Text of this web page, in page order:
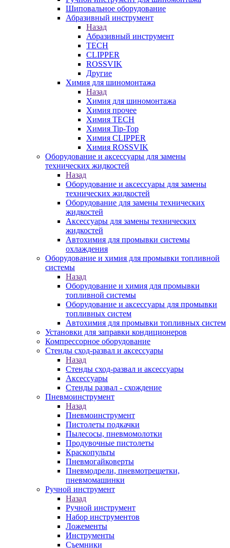
Шиповальное оборудование
Абразивный инструмент
Назад
Абразивный инструмент
TECH
CLIPPER
ROSSVIK
Другие
Химия для шиномонтажа
Назад
Химия для шиномонтажа
Химия прочее
Химия TECH
Химия Tip-Top
Химия CLIPPER
Химия ROSSVIK
Оборудование и аксессуары для замены
технических жидкостей
Назад
Оборудование и аксессуары для замены
технических жидкостей
Оборудование для замены технических
жидкостей
Аксессуары для замены технических
жидкостей
Автохимия для промывки системы
охлаждения
Оборудование и химия для промывки топливной
системы
Назад
Оборудование и химия для промывки
топливной системы
Оборудование и аксессуары для промывки
топливных систем
Автохимия для промывки топливных систем
Установки для заправки кондиционеров
Компрессорное оборудование
Стенды сход-развал и аксессуары
Назад
Стенды сход-развал и аксессуары
Аксессуары
Стенды развал - схождение
Пневмоинструмент
Назад
Пневмоинструмент
Пистолеты подкачки
Пылесосы, пневмомолотки
Продувочные пистолеты
Краскопульты
Пневмогайковерты
Пневмодрели, пневмотрещетки,
пневмомашинки
Ручной инструмент
Назад
Ручной инструмент
Набор инструментов
Ложементы
Инструменты
Съемники